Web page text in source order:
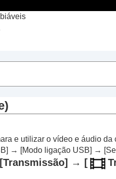
de fotografia
e utilizar o vídeo e áudio
→ [Modo ligação USB] →
[Transmissão] → [